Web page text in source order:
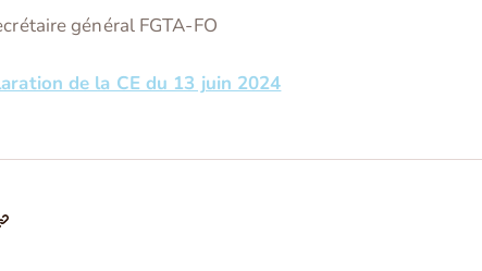
général FGTA-FO
de la CE du 13 juin 2024